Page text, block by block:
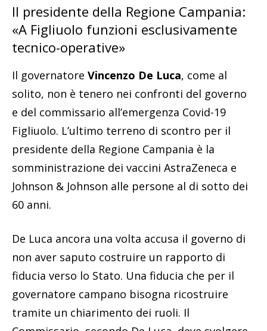
Il presidente della Regione Campania:
«A Figliuolo funzioni esclusivamente
tecnico-operative»
Il governatore Vincenzo De Luca, come al
solito, non è tenero nei confronti del governo
e del commissario all’emergenza Covid-19
Figliuolo. L’ultimo terreno di scontro per il
presidente della Regione Campania è la
somministrazione dei vaccini AstraZeneca e
Johnson & Johnson alle persone al di sotto dei
60 anni.
De Luca ancora una volta accusa il governo di
non aver saputo costruire un rapporto di
fiducia verso lo Stato. Una fiducia che per il
governatore campano bisogna ricostruire
tramite un chiarimento dei ruoli. Il